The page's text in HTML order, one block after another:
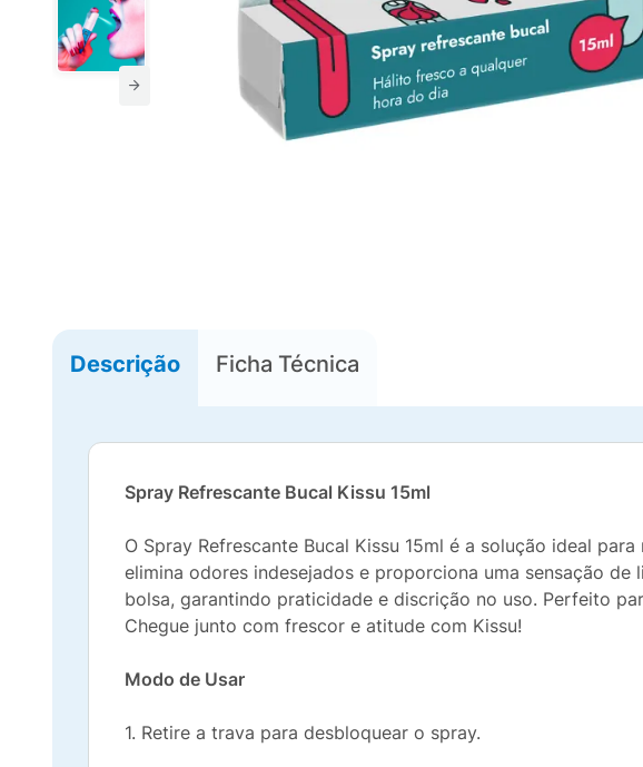
Descrição Ficha Técnica
Spray Refrescante Bucal Kissu 15ml
O Spray Refrescante Bucal Kissu 15ml é a solução ideal
elimina odores indesejados e proporciona uma sensação
bolsa, garantindo praticidade e discrição no uso. Perfeito
Chegue junto com frescor e atitude com Kissu!
Modo de Usar
1. Retire a trava para desbloquear o spray.